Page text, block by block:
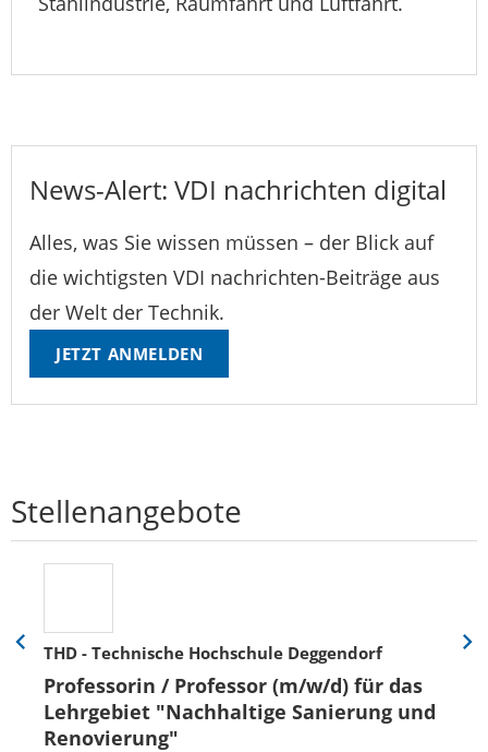
News-Alert: VDI nachrichten digital
Alles, was Sie wissen müssen – der Blick auf
die wichtigsten VDI nachrichten-Beiträge aus
der Welt der Technik.
JETZT ANMELDEN
Stellenangebote
THD - Technische Hochschule Deggendorf
Professorin / Professor (m/w/d) für das
Lehrgebiet "Nachhaltige Sanierung und
Renovierung"
Eine
zurück
Eine